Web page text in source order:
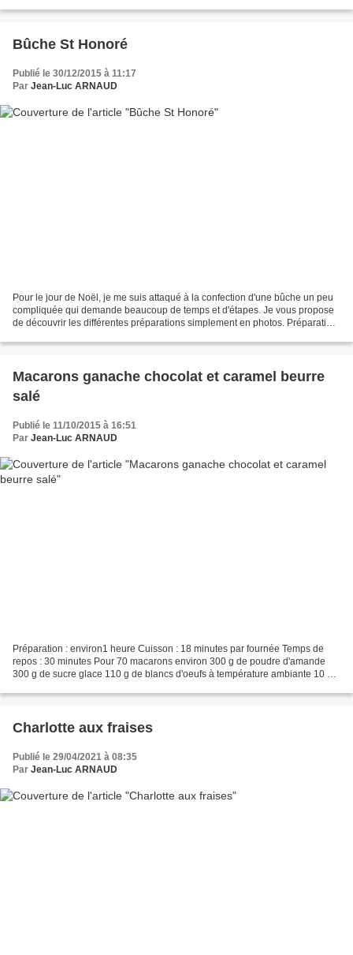
Bûche St Honoré
Publié le 30/12/2015 à 11:17
Par Jean-Luc ARNAUD
Pour le jour de Noël, je me suis attaqué à la confection d'une bûche un peu
compliquée qui demande beaucoup de temps et d'étapes. Je vous propose
de découvrir les différentes préparations simplement en photos. Préparation
Macarons ganache chocolat et caramel beurre
salé
Publié le 11/10/2015 à 16:51
Par Jean-Luc ARNAUD
Préparation : environ1 heure Cuisson : 18 minutes par fournée Temps de
repos : 30 minutes Pour 70 macarons environ 300 g de poudre d'amande
300 g de sucre glace 110 g de blancs d'oeufs à température ambiante 10 g
Charlotte aux fraises
Publié le 29/04/2021 à 08:35
Par Jean-Luc ARNAUD